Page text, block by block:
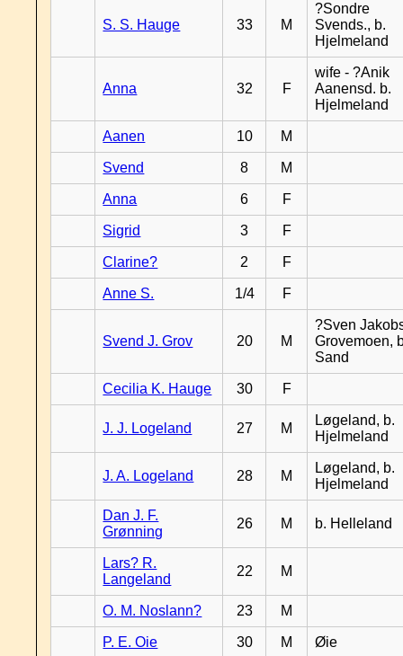
S. S. Hauge 33 M
?Sondre
Svends., b.
Hjelmeland
Anna 32 F
wife - ?Anik
Aanensd. b.
Hjelmeland
Aanen 10 M
Svend 8 M
Anna 6 F
Sigrid 3 F
Clarine? 2 F
Anne S. 1/4 F
Svend J. Grov 20 M
?Sven
Grovemoen,
Sand
Cecilia K. Hauge 30 F
J. J. Logeland 27 M
Løgeland, b.
Hjelmeland
J. A. Logeland 28 M
Løgeland, b.
Hjelmeland
Dan J. F.
Grønning
26 M b. Helleland
Lars? R.
Langeland
22 M
O. M. Noslann? 23 M
P. E. Oie 30 M Øie